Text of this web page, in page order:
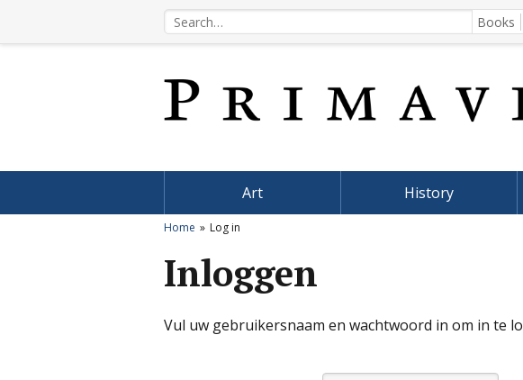
Art History
Home Log in
Inloggen
Vul uw gebruikersnaam en wachtwoord in om in te